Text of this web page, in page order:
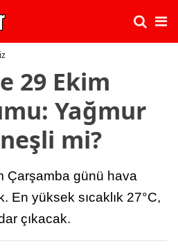
29 Ekim
Yağmur
mi?
Çarşamba günü hava
En yüksek sıcaklık 27°C,
çıkacak.